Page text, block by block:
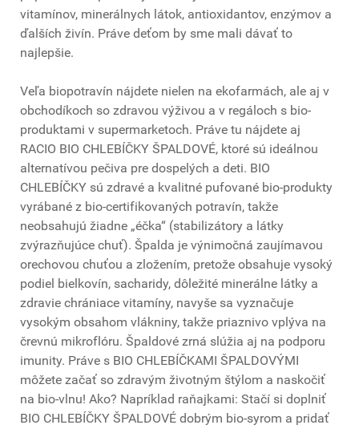
vitamínov, minerálnych látok, antioxidantov, enzýmov a
ďalších živín. Práve deťom by sme mali dávať to
najlepšie.
Veľa biopotravín nájdete nielen na ekofarmách, ale aj v
obchodíkoch so zdravou výživou a v regáloch s bio-
produktami v supermarketoch. Práve tu nájdete aj
RACIO BIO CHLEBÍČKY ŠPALDOVÉ, ktoré sú ideálnou
alternatívou pečiva pre dospelých a deti. BIO
CHLEBÍČKY sú zdravé a kvalitné pufované bio-produkty
vyrábané z bio-certifikovaných potravín, takže
neobsahujú žiadne „éčka“ (stabilizátory a látky
zvýrazňujúce chuť). Špalda je výnimočná zaujímavou
orechovou chuťou a zložením, pretože obsahuje vysoký
podiel bielkovín, sacharidy, dôležité minerálne látky a
zdravie chrániace vitamíny, navyše sa vyznačuje
vysokým obsahom vlákniny, takže priaznivo vplýva na
črevnú mikroflóru. Špaldové zrná slúžia aj na podporu
imunity. Práve s BIO CHLEBÍČKAMI ŠPALDOVÝMI
môžete začať so zdravým životným štýlom a naskočiť
na bio-vlnu! Ako? Napríklad raňajkami: Stačí si doplniť
BIO CHLEBÍČKY ŠPALDOVÉ dobrým bio-syrom a pridať